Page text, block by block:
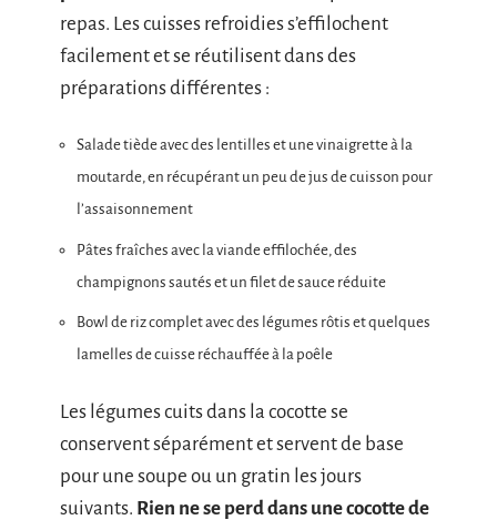
repas. Les cuisses refroidies s’effilochent
facilement et se réutilisent dans des
préparations différentes :
Salade tiède avec des lentilles et une vinaigrette à la
moutarde, en récupérant un peu de jus de cuisson pour
l’assaisonnement
Pâtes fraîches avec la viande effilochée, des
champignons sautés et un filet de sauce réduite
Bowl de riz complet avec des légumes rôtis et quelques
lamelles de cuisse réchauffée à la poêle
Les légumes cuits dans la cocotte se
conservent séparément et servent de base
pour une soupe ou un gratin les jours
suivants. Rien ne se perd dans une cocotte de